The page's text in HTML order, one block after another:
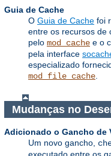
Guia de Cache
O Guia de Cache foi
entre os recursos de
pelo mod_cache e o
pela interface
especializado
mod_file_cache
Mudanças no
Adicionado o Gancho de
Um novo gancho,